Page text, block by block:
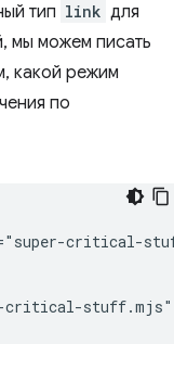
тип link для
мы можем писать
какой режим
по
critical-